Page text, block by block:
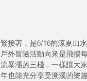
緊接著，是8/16的涼夏山
戶外冒險活動向來是飛揚
流暴漲的三棧，一樣讓大
年也能充分享受溯溪的樂